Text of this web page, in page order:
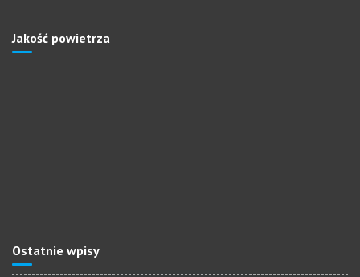
Jakość powietrza
Ostatnie wpisy